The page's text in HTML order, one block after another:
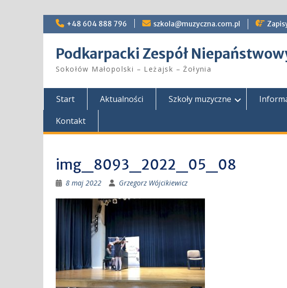
Skip
+48 604 888 796 szkola@muzyczna.com.pl
Podkarpacki Zespół
Sokołów Małopolski – Leżajsk – Żołynia
Start Aktualności Szkoły muzyczne
Kontakt
img_8093_2022_05_08
8 maj 2022 Grzegorz Wójcikiewicz